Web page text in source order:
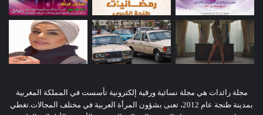
مجلة رائدات هي مجلة نسائية ورقية إلكترونية تأسست في المملكة المغربية
بمدينة طنجة عام 2012، تعنى بشؤون المرأة العربية في مختلف المجالات.تغطي